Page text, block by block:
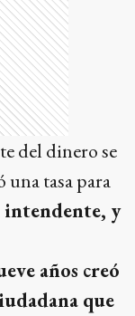
del dinero se
una tasa para
intendente, y
años creó
que